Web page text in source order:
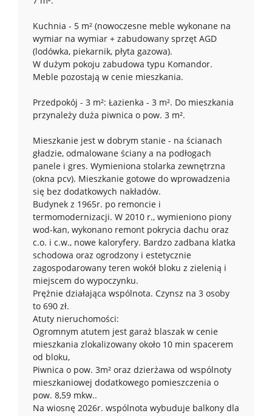
Kuchnia - 5 m² (nowoczesne meble wykonane na
wymiar na wymiar + zabudowany sprzęt AGD
(lodówka, piekarnik, płyta gazowa).
W dużym pokoju zabudowa typu Komandor.
Meble pozostają w cenie mieszkania.
Przedpokój - 3 m²: Łazienka - 3 m². Do mieszkania
przynależy duża piwnica o pow. 3 m².
Mieszkanie jest w dobrym stanie - na ścianach
gładzie, odmalowane ściany a na podłogach
panele i gres. Wymieniona stolarka zewnętrzna
(okna pcv). Mieszkanie gotowe do wprowadzenia
się bez dodatkowych nakładów.
Budynek z 1965r. po remoncie i
termomodernizacji. W 2010 r., wymieniono piony
wod-kan, wykonano remont pokrycia dachu oraz
c.o. i c.w., nowe kaloryfery. Bardzo zadbana klatka
schodowa oraz ogrodzony i estetycznie
zagospodarowany teren wokół bloku z zielenią i
miejscem do wypoczynku.
Prężnie działająca wspólnota. Czynsz na 3 osoby
to 690 zł.
Atuty nieruchomości:
Ogromnym atutem jest garaż blaszak w cenie
mieszkania zlokalizowany około 10 min spacerem
od bloku,
Piwnica o pow. 3m² oraz dzierżawa od wspólnoty
mieszkaniowej dodatkowego pomieszczenia o
pow. 8,59 mkw..
Na wiosnę 2026r. wspólnota wybuduje balkony dla